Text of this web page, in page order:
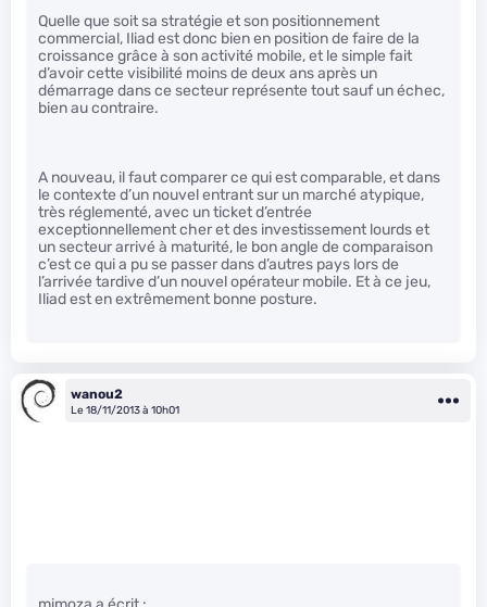
Quelle que soit sa stratégie et son positionnement
commercial, Iliad est donc bien en position de faire de la
croissance grâce à son activité mobile, et le simple fait
d’avoir cette visibilité moins de deux ans après un
démarrage dans ce secteur représente tout sauf un échec,
bien au contraire.
A nouveau, il faut comparer ce qui est comparable, et dans
le contexte d’un nouvel entrant sur un marché atypique,
très réglementé, avec un ticket d’entrée
exceptionnellement cher et des investissement lourds et
un secteur arrivé à maturité, le bon angle de comparaison
c’est ce qui a pu se passer dans d’autres pays lors de
l’arrivée tardive d’un nouvel opérateur mobile. Et à ce jeu,
Iliad est en extrêmement bonne posture.
wanou2
Le 18/11/2013 à 10h01